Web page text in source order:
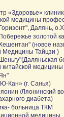
«Здоровье»
медицины
Далянь,
золотой
(новое
Медицины Тайцзи )
китайской медицины
Кан» (г. Санья)
/Ляонинский
диабета)
больница ТКМ